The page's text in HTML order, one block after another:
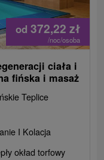
od 372,22 zł
/noc/osoba
ciała i
fińska i masaż
Teplice
I Kolacja
okład torfowy